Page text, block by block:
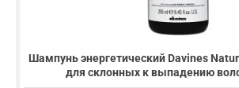
Шампунь энергетический Davines
для склонных к выпадению